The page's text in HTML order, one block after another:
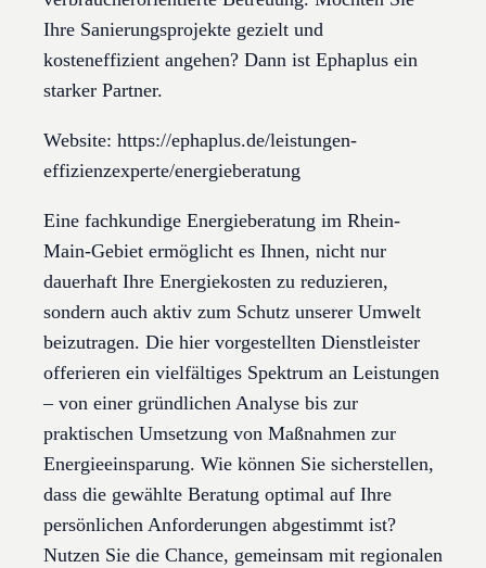
Ihre Sanierungsprojekte gezielt und
kosteneffizient angehen? Dann ist Ephaplus ein
starker Partner.
Website: https://ephaplus.de/leistungen-
effizienzexperte/energieberatung
Eine fachkundige Energieberatung im Rhein-
Main-Gebiet ermöglicht es Ihnen, nicht nur
dauerhaft Ihre Energiekosten zu reduzieren,
sondern auch aktiv zum Schutz unserer Umwelt
beizutragen. Die hier vorgestellten Dienstleister
offerieren ein vielfältiges Spektrum an Leistungen
– von einer gründlichen Analyse bis zur
praktischen Umsetzung von Maßnahmen zur
Energieeinsparung. Wie können Sie sicherstellen,
dass die gewählte Beratung optimal auf Ihre
persönlichen Anforderungen abgestimmt ist?
Nutzen Sie die Chance, gemeinsam mit regionalen